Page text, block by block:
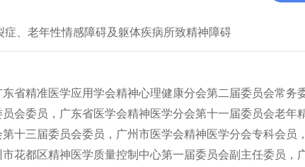
、老年性情感障碍及躯体疾病所致精神障碍
省精准医学应用学会精神心理健康分会第二届委员会常务
会委员，广东省医学会精神医学分会第十一届委员会老年
十三届委员会委员，广州市医学会精神医学分会专科会员
花都区精神医学质量控制中心第一届委员会副主任委员，